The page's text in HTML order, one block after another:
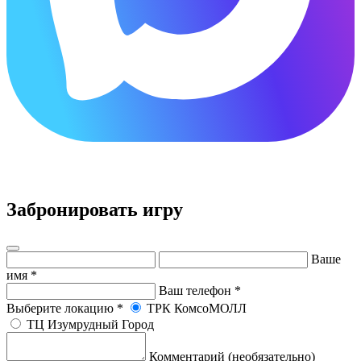
Забронировать игру
Ваше
имя *
Ваш телефон *
Выберите локацию *
ТРК КомсоМОЛЛ
ТЦ Изумрудный Город
Комментарий (необязательно)